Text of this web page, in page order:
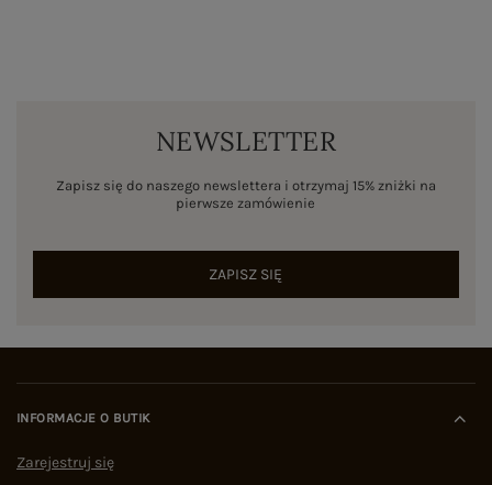
NEWSLETTER
Zapisz się do naszego newslettera i otrzymaj 15% zniżki na
pierwsze zamówienie
ZAPISZ SIĘ
INFORMACJE O BUTIK
Zarejestruj się